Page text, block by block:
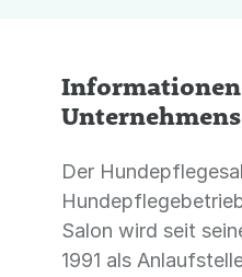
Der
Salon wird seit
1991 als